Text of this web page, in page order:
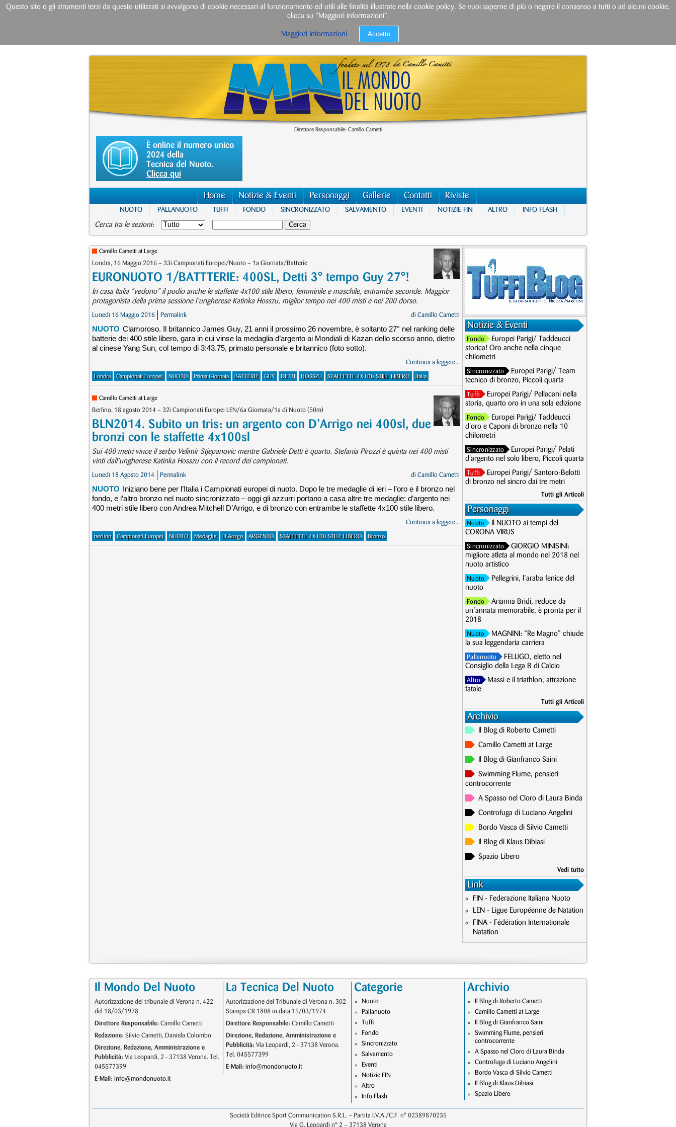
Direttore Responsabile: Camillo Cametti
È online il numero unico
2024 della
Tecnica del Nuoto.
Clicca qui
Home Notizie & Eventi Personaggi Gallerie Contatti Riviste
NUOTO PALLANUOTO TUFFI FONDO SINCRONIZZATO SALVAMENTO EVENTI NOTIZIE FIN ALTRO INFO FLASH
Cerca tra le sezioni:
Camillo Cametti at Large
Londra, 16 Maggio 2016 – 33i Campionati Europei/Nuoto – 1a Giornata/Batterie
EURONUOTO 1/BATTTERIE: 400SL, Detti 3° tempo Guy 27°!
In casa Italia “vedono” il podio anche le staffette 4x100 stile libero, femminile e maschile, entrambe seconde. Maggior
protagonista della prima sessione l’ungherese Katinka Hosszu, miglior tempo nei 400 misti e nei 200 dorso.
Lunedì 16 Maggio 2016 Permalink di Camillo Cametti
NUOTO Clamoroso. Il britannico James Guy, 21 anni il prossimo 26 novembre, è soltanto 27° nel ranking delle
batterie dei 400 stile libero, gara in cui vinse la medaglia d’argento ai Mondiali di Kazan dello scorso anno, dietro
al cinese Yang Sun, col tempo di 3:43.75, primato personale e britannico (foto sotto).
Continua a leggere...
Londra Campionati Europei NUOTO Prima Giornata BATTERIE GUY DETTI HOSSZU STAFFETTE 4X100 STILE LIBERO Italia
Camillo Cametti at Large
Berlino, 18 agosto 2014 – 32i Campionati Europei LEN/6a Giornata/1a di Nuoto (50m)
BLN2014. Subito un tris: un argento con D’Arrigo nei 400sl, due
bronzi con le staffette 4x100sl
Sui 400 metri vince il serbo Velimir Stjepanovic mentre Gabriele Detti è quarto. Stefania Pirozzi è quinta nei 400 misti
vinti dall’ungherese Katinka Hosszu con il record dei campionati.
Lunedì 18 Agosto 2014 Permalink di Camillo Cametti
NUOTO Iniziano bene per l’Italia i Campionati europei di nuoto. Dopo le tre medaglie di ieri – l’oro e il bronzo nel
fondo, e l’altro bronzo nel nuoto sincronizzato – oggi gli azzurri portano a casa altre tre medaglie: d’argento nei
400 metri stile libero con Andrea Mitchell D’Arrigo, e di bronzo con entrambe le staffette 4x100 stile libero.
Continua a leggere...
berlino Campionati Europei NUOTO Medaglie D'Arrigo ARGENTO STAFFETTE 4X100 STILE LIBERO Bronzo
Notizie & Eventi
Fondo
Europei Parigi/ Taddeucci
storica! Oro anche nella cinque
chilometri
Sincronizzato
Europei Parigi/ Team
tecnico di bronzo, Piccoli quarta
Tuffi
Europei Parigi/ Pellacani nella
storia, quarto oro in una sola edizione
Fondo
Europei Parigi/ Taddeucci
d'oro e Caponi di bronzo nella 10
chilometri
Sincronizzato
Europei Parigi/ Pelati
d'argento nel solo libero, Piccoli quarta
Tuffi
Europei Parigi/ Santoro-Belotti
di bronzo nel sincro dai tre metri
Tutti gli Articoli
Personaggi
Nuoto
Il NUOTO ai tempi del
CORONA VIRUS
Sincronizzato
GIORGIO MINISINI:
migliore atleta al mondo nel 2018 nel
nuoto artistico
Nuoto
Pellegrini, l’araba fenice del
nuoto
Fondo
Arianna Bridi, reduce da
un’annata memorabile, è pronta per il
2018
Nuoto
MAGNINI: “Re Magno” chiude
la sua leggendaria carriera
Pallanuoto
FELUGO, eletto nel
Consiglio della Lega B di Calcio
Altro
Massi e il triathlon, attrazione
fatale
Tutti gli Articoli
Archivio
Il Blog di Roberto Cametti
Camillo Cametti at Large
Il Blog di Gianfranco Saini
Swimming Flume, pensieri
controcorrente
A Spasso nel Cloro di Laura Binda
Controfuga di Luciano Angelini
Bordo Vasca di Silvio Cametti
Il Blog di Klaus Dibiasi
Spazio Libero
Vedi tutto
Link
FIN - Federazione Italiana Nuoto
LEN - Ligue Européenne de Natation
FINA - Fédération Internationale
Natation
Il Mondo Del Nuoto
Autorizzazione del tribunale di Verona n. 422
del 18/03/1978
Direttore Responsabile: Camillo Cametti
Redazione: Silvio Cametti, Daniela Colombo
Direzione, Redazione, Amministrazione e
Pubblicità: Via Leopardi, 2 - 37138 Verona. Tel.
045577399
E-Mail: info@mondonuoto.it
La Tecnica Del Nuoto
Autorizzazione del Tribunale di Verona n. 302
Stampa CR 1808 in data 15/03/1974
Direttore Responsabile: Camillo Cametti
Direzione, Redazione, Amministrazione e
Pubblicità: Via Leopardi, 2 - 37138 Verona.
Tel. 045577399
E-Mail: info@mondonuoto.it
Categorie
Nuoto
Pallanuoto
Tuffi
Fondo
Sincronizzato
Salvamento
Eventi
Notizie FIN
Altro
Info Flash
Archivio
Il Blog di Roberto Cametti
Camillo Cametti at Large
Il Blog di Gianfranco Saini
Swimming Flume, pensieri
controcorrente
A Spasso nel Cloro di Laura Binda
Controfuga di Luciano Angelini
Bordo Vasca di Silvio Cametti
Il Blog di Klaus Dibiasi
Spazio Libero
Società Editrice Sport Communication S.R.L. – Partita I.V.A./C.F. n° 02389870235
Via G. Leopardi n° 2 – 37138 Verona
Questo sito o gli strumenti terzi da questo utilizzati si avvalgono di cookie necessari al funzionamento ed utili alle finalità illustrate nella cookie policy. Se vuoi saperne di più o negare il consenso a tutti o ad alcuni cookie,
clicca su "Maggiori informazioni”.
Maggiori Informazioni Accetto